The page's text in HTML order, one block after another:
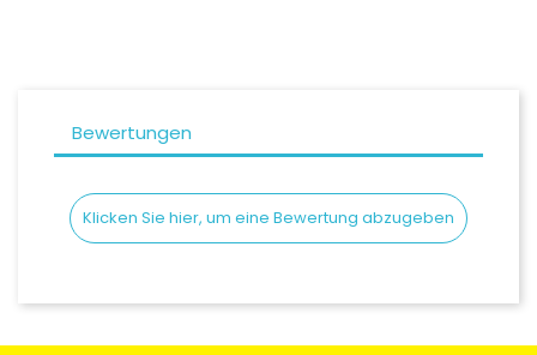
Bewertungen
Klicken Sie hier, um eine Bewertung abzugeben